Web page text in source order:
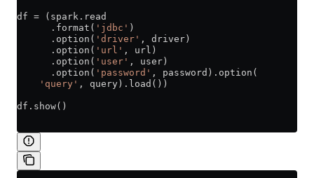
df = (spark.read
      .format(
'jdbc' )
      .option(
'driver' , driver)
      .option(
'url' , url)
      .option(
'user' , user)
      .option(
'password' , password).option(
    'query'
, query).load())
df.show()